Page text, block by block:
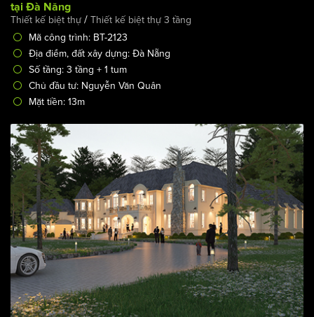
tại Đà Năng
Thiết kế biệt thự / Thiết kế biệt thự 3 tầng
Mã công trình: BT-2123
Địa điểm, đất xây dựng: Đà Nẵng
Số tầng: 3 tầng + 1 tum
Chủ đầu tư: Nguyễn Văn Quân
Mặt tiền: 13m